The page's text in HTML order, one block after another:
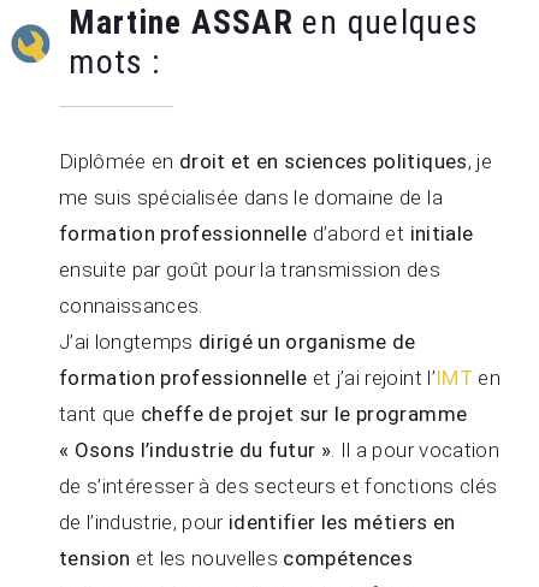
Martine ASSAR en quelques
mots :
Diplômée en droit et en sciences politiques, je
me suis spécialisée dans le domaine de la
formation professionnelle d’abord et initiale
ensuite par goût pour la transmission des
connaissances.
J’ai longtemps dirigé un organisme de
formation professionnelle et j’ai rejoint l’IMT en
tant que cheffe de projet sur le programme
« Osons l’industrie du futur » . Il a pour vocation
de s’intéresser à des secteurs et fonctions clés
de l’industrie, pour identifier les métiers en
tension et les nouvelles compétences